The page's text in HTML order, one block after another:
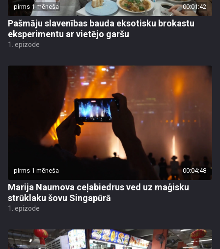
pirms 1 mēneša 00:01:42
Pašmāju slavenības bauda eksotisku brokastu
eksperimentu ar vietējo garšu
1. epizode
pirms 1 mēneša 00:04:48
Marija Naumova ceļabiedrus ved uz maģisku
strūklaku šovu Singapūrā
1. epizode